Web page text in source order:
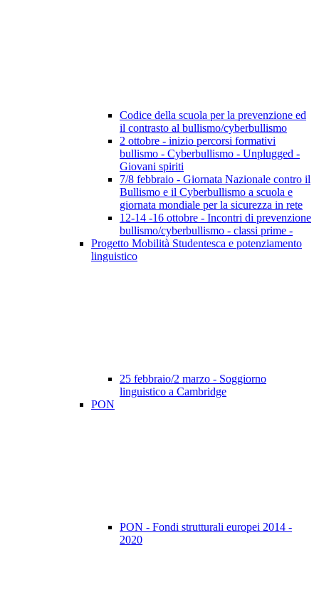
Codice della scuola per la prevenzione ed
il contrasto al bullismo/cyberbullismo
2 ottobre - inizio percorsi formativi
bullismo - Cyberbullismo - Unplugged -
Giovani spiriti
7/8 febbraio - Giornata Nazionale contro il
Bullismo e il Cyberbullismo a scuola e
giornata mondiale per la sicurezza in rete
12-14 -16 ottobre - Incontri di prevenzione
bullismo/cyberbullismo - classi prime -
Progetto Mobilità Studentesca e potenziamento
linguistico
25 febbraio/2 marzo - Soggiorno
linguistico a Cambridge
PON
PON - Fondi strutturali europei 2014 -
2020